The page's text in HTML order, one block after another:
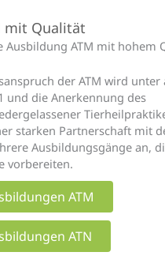
mit Qualität
Ausbildung ATM mit hohem
der ATM wird unter
und die Anerkennung des
starken Partnerschaft mit
Ausbildungsgänge an,
vorbereiten.
ATM
ATN